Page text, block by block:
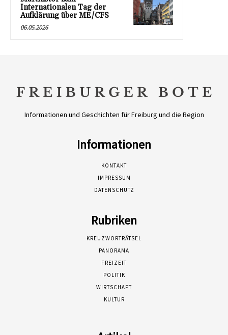
Internationalen Tag der
Aufklärung über ME/CFS
06.05.2026
Informationen und Geschichten für Freiburg und die Region
Informationen
KONTAKT
IMPRESSUM
DATENSCHUTZ
Rubriken
KREUZWORTRÄTSEL
PANORAMA
FREIZEIT
POLITIK
WIRTSCHAFT
KULTUR